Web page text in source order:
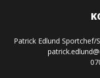
Patrick Edlund